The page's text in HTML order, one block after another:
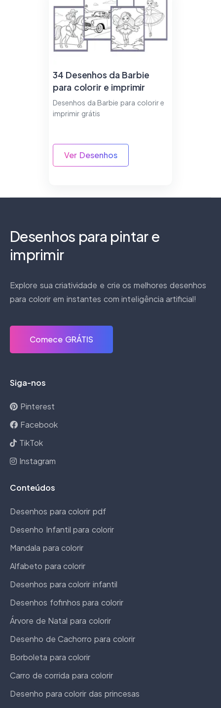
34 Desenhos da Barbie
para colorir e imprimir
Desenhos da Barbie para colorir e
imprimir grátis
Ver Desenhos
Desenhos para pintar e
imprimir
Explore sua criatividade e crie os melhores desenhos
para colorir em instantes com inteligência artificial!
Comece GRÁTIS
Siga-nos
Pinterest
Facebook
TikTok
Instagram
Conteúdos
Desenhos para colorir pdf
Desenho Infantil para colorir
Mandala para colorir
Alfabeto para colorir
Desenhos para colorir infantil
Desenhos fofinhos para colorir
Árvore de Natal para colorir
Desenho de Cachorro para colorir
Borboleta para colorir
Carro de corrida para colorir
Desenho para colorir das princesas